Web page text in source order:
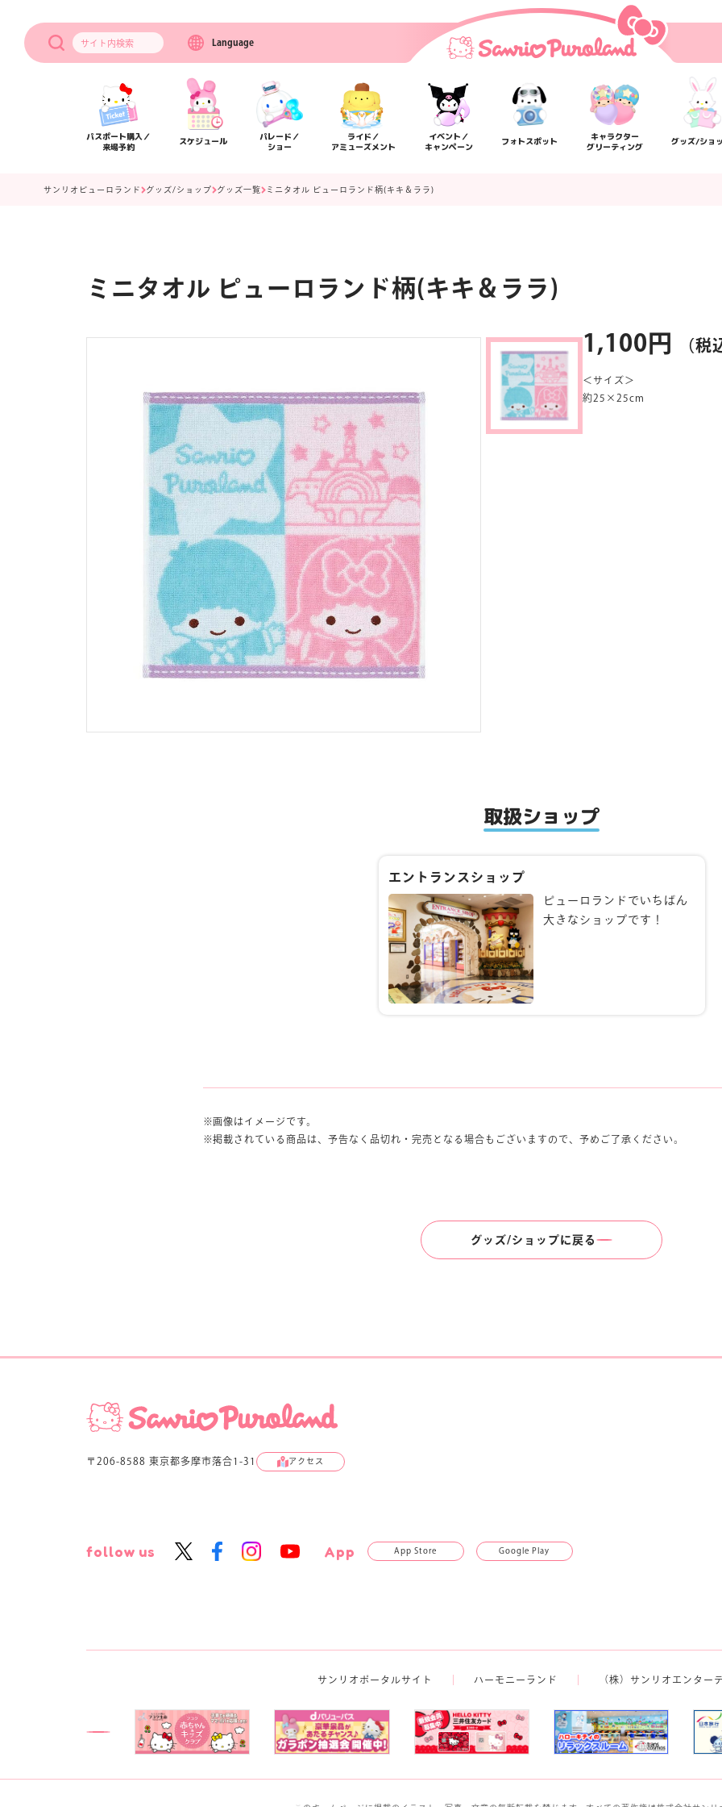
サイト内検索 Language
パスポート購入／
来場予約
スケジュール
パレード／
ショー
ライド／
アミューズメント
イベント／
キャンペーン
フォトスポット
キャラクター
グリーティング
グッズ/ショ
よくあるご質問
サンリオピューロランド グッズ/ショップ グッズ一覧 ミニタオル ピューロランド柄(キキ＆ララ)
ミニタオル ピューロランド柄(キキ＆ララ)
1,100円 （税
＜サイズ＞
約25×25cm
取扱ショップ
エントランスショップ
ピューロランドでいちばん
大きなショップです！
画像はイメージです。
掲載されている商品は、予告なく品切れ・完売となる場合もございますので、予めご了承ください。
グッズ/ショップに戻る
〒206-8588 東京都多摩市落合1-31 アクセス
follow us App App Store Google Play
サンリオポータルサイト ハーモニーランド （株）サンリオエンター